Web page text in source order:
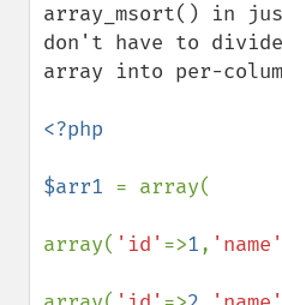
array_msort() in
don't have to
array into per-
<?php
$arr1 = array(
array( 'id' =>1, 'name'